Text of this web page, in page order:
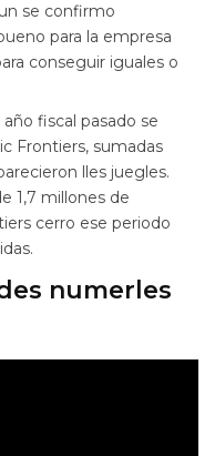
se confirmo
para la empresa
conseguir iguales o
fiscal pasado se
Frontiers, sumadas
lles juegles.
1,7 millones de
cerro ese periodo
numerles